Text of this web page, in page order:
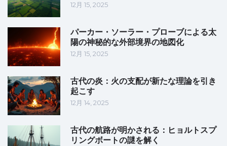
12月 15, 2025
パーカー・ソーラー・プローブによる太
陽の神秘的な外部境界の地図化
12月 15, 2025
古代の炎：火の支配が新たな理論を引き
起こす
12月 14, 2025
古代の航路が明かされる：ヒョルトスプ
リングボートの謎を解く